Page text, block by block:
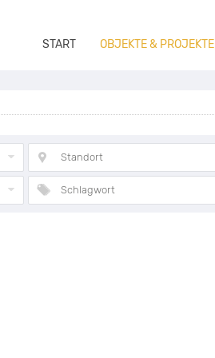
START OBJEKTE & PROJEKTE
Standort
Schlagwort